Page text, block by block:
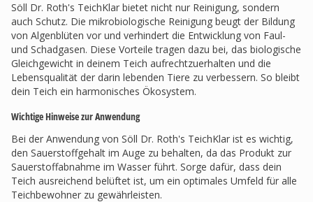
Söll Dr. Roth's TeichKlar bietet nicht nur Reinigung, sondern
auch Schutz. Die mikrobiologische Reinigung beugt der Bildung
von Algenblüten vor und verhindert die Entwicklung von Faul-
und Schadgasen. Diese Vorteile tragen dazu bei, das biologische
Gleichgewicht in deinem Teich aufrechtzuerhalten und die
Lebensqualität der darin lebenden Tiere zu verbessern. So bleibt
dein Teich ein harmonisches Ökosystem.
Wichtige Hinweise zur Anwendung
Bei der Anwendung von Söll Dr. Roth's TeichKlar ist es wichtig,
den Sauerstoffgehalt im Auge zu behalten, da das Produkt zur
Sauerstoffabnahme im Wasser führt. Sorge dafür, dass dein
Teich ausreichend belüftet ist, um ein optimales Umfeld für alle
Teichbewohner zu gewährleisten.